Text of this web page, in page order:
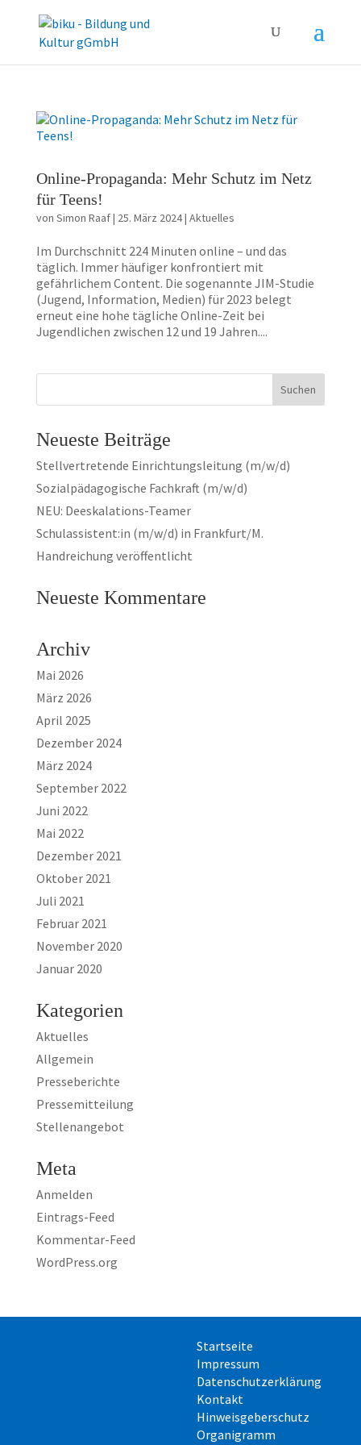
Online-Propaganda: Mehr Schutz im Netz
für Teens!
von Simon Raaf| 25. März 2024| Aktuelles
Im Durchschnitt 224 Minuten online – und das
täglich. Immer häufiger konfrontiert mit
gefährlichem Content. Die sogenannte JIM-Studie
(Jugend, Information, Medien) für 2023 belegt
erneut eine hohe tägliche Online-Zeit bei
Jugendlichen zwischen 12 und 19 Jahren....
Neueste Beiträge
Stellvertretende Einrichtungsleitung (m/w/d)
Sozialpädagogische Fachkraft (m/w/d)
NEU: Deeskalations-Teamer
Schulassistent:in (m/w/d) in Frankfurt/M.
Handreichung veröffentlicht
Neueste Kommentare
Archiv
Mai 2026
März 2026
April 2025
Dezember 2024
März 2024
September 2022
Juni 2022
Mai 2022
Dezember 2021
Oktober 2021
Juli 2021
Februar 2021
November 2020
Januar 2020
Kategorien
Aktuelles
Allgemein
Presseberichte
Pressemitteilung
Stellenangebot
Meta
Anmelden
Eintrags-Feed
Kommentar-Feed
WordPress.org
Startseite
Impressum
Datenschutzerklärung
Kontakt
Hinweisgeberschutz
Organigramm